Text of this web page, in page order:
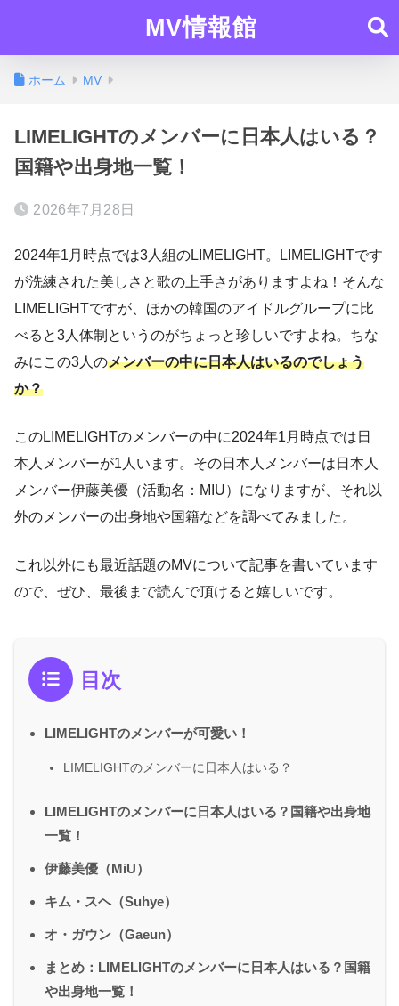
MV情報館
ホーム MV
LIMELIGHTのメンバーに日本人はいる？
国籍や出身地一覧！
2026年7月28日
2024年1月時点では3人組のLIMELIGHT。LIMELIGHTです
が洗練された美しさと歌の上手さがありますよね！そんな
LIMELIGHTですが、ほかの韓国のアイドルグループに比
べると3人体制というのがちょっと珍しいですよね。ちな
みにこの3人のメンバーの中に日本人はいるのでしょう
か？
このLIMELIGHTのメンバーの中に2024年1月時点では日
本人メンバーが1人います。その日本人メンバーは日本人
メンバー伊藤美優（活動名：MIU）になりますが、それ以
外のメンバーの出身地や国籍などを調べてみました。
これ以外にも最近話題のMVについて記事を書いています
ので、ぜひ、最後まで読んで頂けると嬉しいです。
目次
LIMELIGHTのメンバーが可愛い！
LIMELIGHTのメンバーに日本人はいる？
LIMELIGHTのメンバーに日本人はいる？国籍や出身地
一覧！
伊藤美優（MiU）
キム・スヘ（Suhye）
オ・ガウン（Gaeun）
まとめ：LIMELIGHTのメンバーに日本人はいる？国籍
や出身地一覧！